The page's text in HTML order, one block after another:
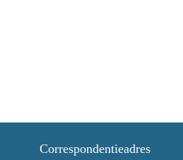
Correspondentieadres